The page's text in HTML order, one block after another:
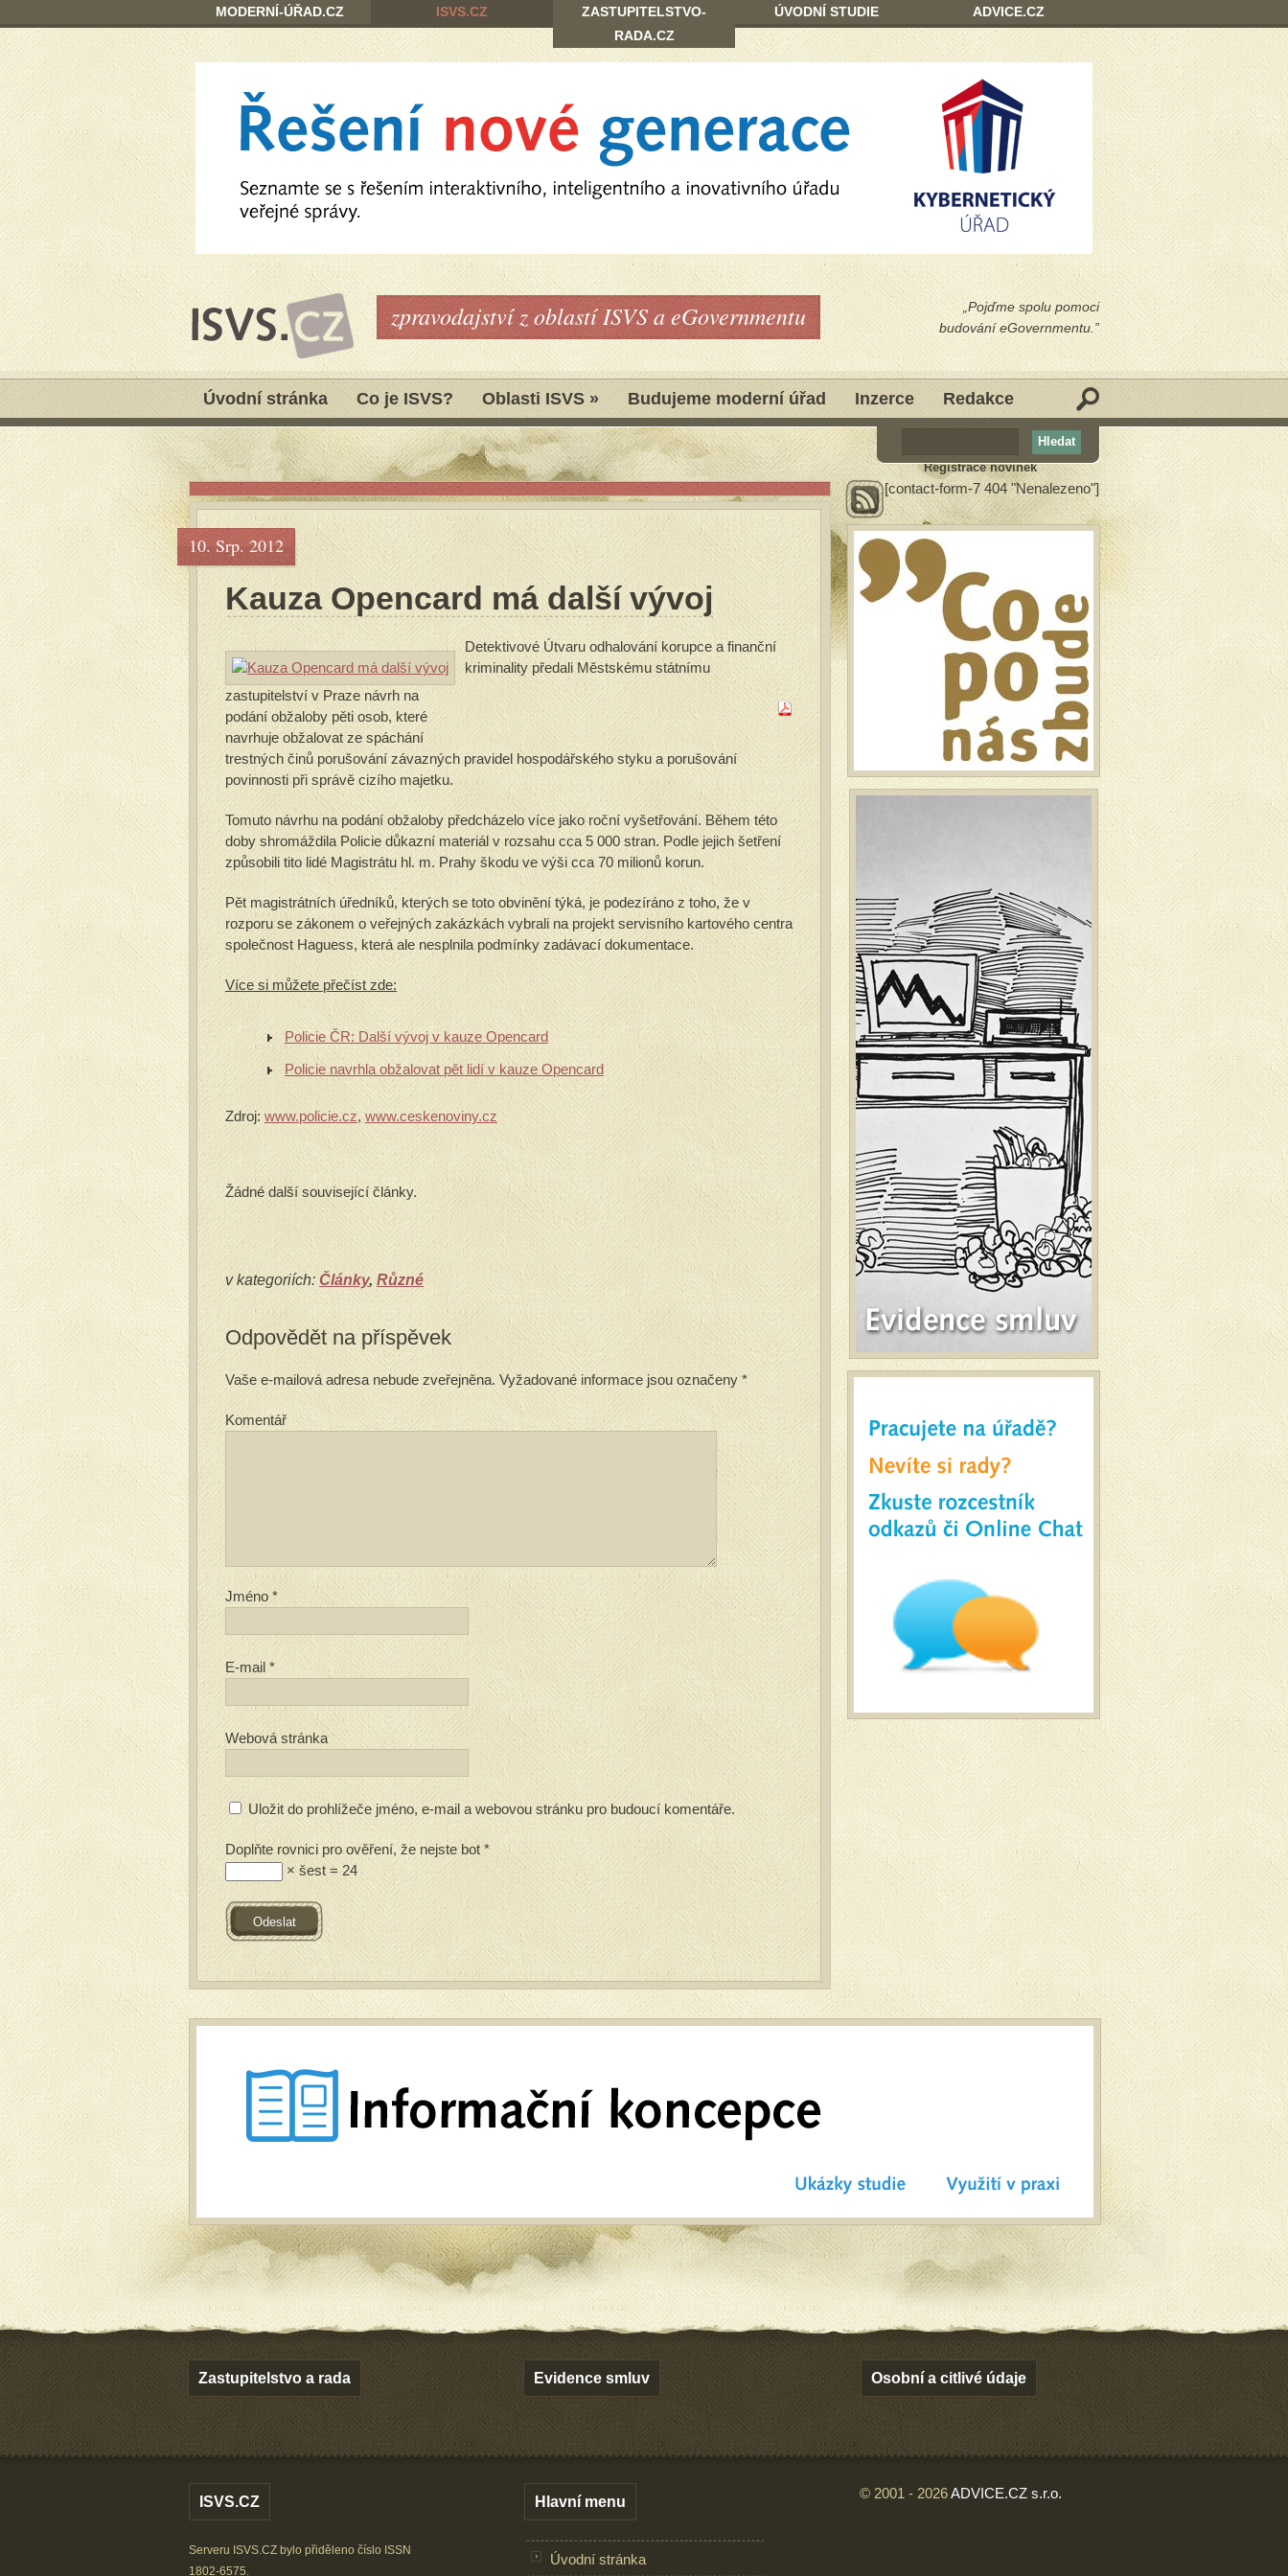
„Pojďme spolu pomoci
budování eGovernmentu.”
zpravodajství z oblastí ISVS a eGovernmentu
Úvodní stránka Co je ISVS? Oblasti ISVS » Budujeme moderní úřad Inzerce Redakce
10. Srp. 2012
Kauza Opencard má další vývoj
Detektivové Útvaru odhalování korupce a finanční
kriminality předali Městskému státnímu
zastupitelství v Praze návrh na
podání obžaloby pěti osob, které
navrhuje obžalovat ze spáchání
trestných činů porušování závazných pravidel hospodářského styku a porušování
povinnosti při správě cizího majetku.
Tomuto návrhu na podání obžaloby předcházelo více jako roční vyšetřování. Během této
doby shromáždila Policie důkazní materiál v rozsahu cca 5 000 stran. Podle jejich šetření
způsobili tito lidé Magistrátu hl. m. Prahy škodu ve výši cca 70 milionů korun.
Pět magistrátních úředníků, kterých se toto obvinění týká, je podezíráno z toho, že v
rozporu se zákonem o veřejných zakázkách vybrali na projekt servisního kartového centra
společnost Haguess, která ale nesplnila podmínky zadávací dokumentace.
Více si můžete přečíst zde:
Policie ČR: Další vývoj v kauze Opencard
Policie navrhla obžalovat pět lidí v kauze Opencard
Zdroj: www.policie.cz, www.ceskenoviny.cz
Žádné další související články.
v kategoriích: Články, Různé
Odpovědět na příspěvek
Vaše e-mailová adresa nebude zveřejněna. Vyžadované informace jsou označeny*
Komentář
Jméno*
E-mail *
Webová stránka
Uložit do prohlížeče jméno, e-mail a webovou stránku pro budoucí komentáře.
Doplňte rovnici pro ověření, že nejste bot *
× šest = 24
Registrace novinek
[contact-form-7 404 "Nenalezeno"]
Zastupitelstvo a rada Evidence smluv Osobní a citlivé údaje
ISVS.CZ
Serveru ISVS.CZ bylo přiděleno číslo ISSN
1802-6575.
Hlavní menu
Úvodní stránka
© 2001 - 2026ADVICE.CZ s.r.o.
MODERNÍ-ÚŘAD.CZ ISVS.CZ
ZASTUPITELSTVO-
RADA.CZ
ÚVODNÍ STUDIE ADVICE.CZ